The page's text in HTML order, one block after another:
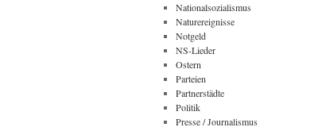
Nationalsozialismus
Naturereignisse
Notgeld
NS-Lieder
Ostern
Parteien
Partnerstädte
Politik
Presse / Journalismus